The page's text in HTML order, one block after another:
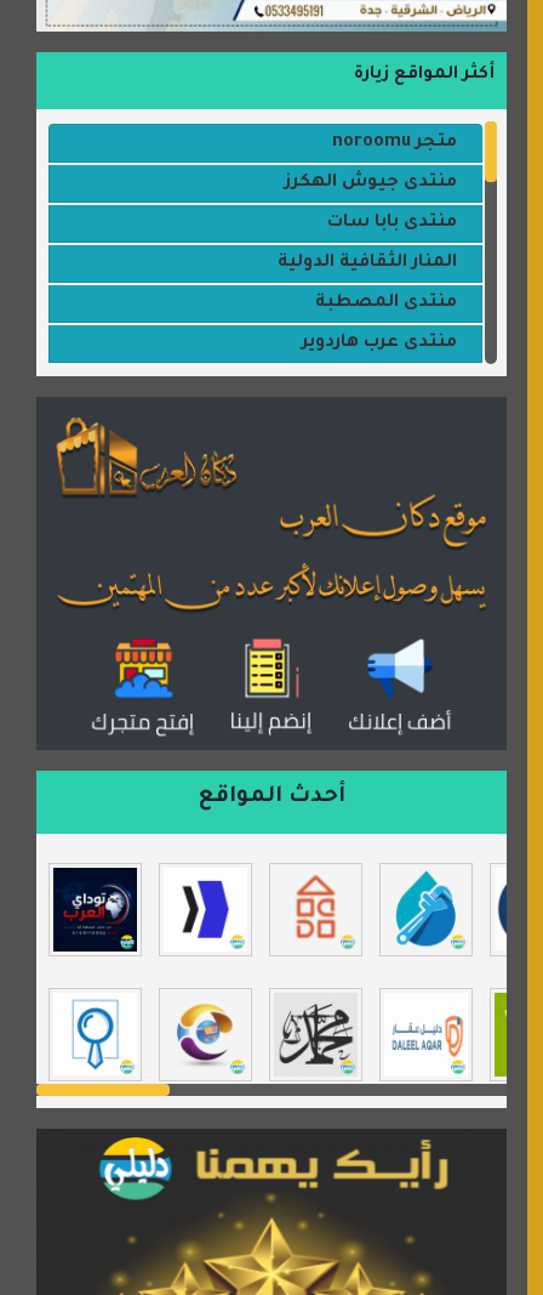
أكثر المواقع زيارة
متجر noroomu
منتدى جيوش الهكرز
منتدى بابا سات
المنار الثقافية الدولية
منتدى المصطبة
منتدى عرب هاردوير
القران للجميع
منتدى همسات روائية
المكتبة الصوتية للقران الكريم
منتدى عدلات
موقع مداد الإسلامي
ورشة زهرة لورا للحدادة
موقع حراج خدمة
تي في قران
موسوعة نور الرحمن
مندى غرام
مردة سوفت
السبيل
أحدث المواقع